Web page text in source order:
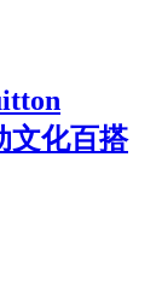
文化百搭